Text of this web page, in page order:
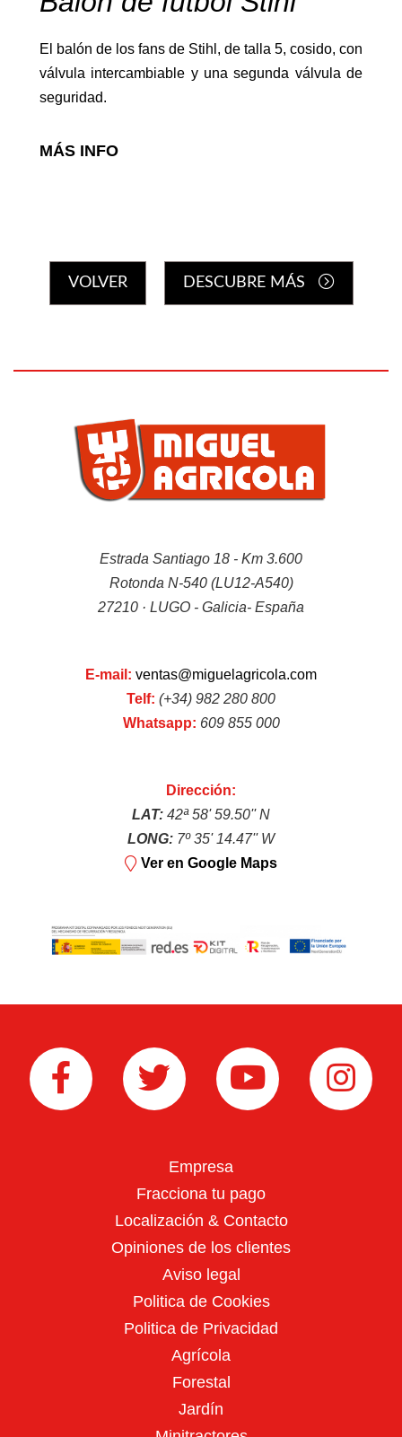
Repuestos
Lubricantes
Máquinas de batería
Grillo: maquinaria profesional
El balón de los fans de Stihl, de talla 5, cosido, con
válvula intercambiable y una segunda válvula de
seguridad.
MÁS INFO
VOLVER DESCUBRE MÁS
Estrada Santiago 18 - Km 3.600
Rotonda N-540 (LU12-A540)
27210 · LUGO - Galicia- España
E-mail: ventas@miguelagricola.com
Telf: (+34) 982 280 800
Whatsapp: 609 855 000
Dirección:
LAT: 42ª 58' 59.50'' N
LONG: 7º 35' 14.47'' W
Ver en Google Maps
Empresa
Fracciona tu pago
Localización & Contacto
Opiniones de los clientes
Aviso legal
Politica de Cookies
Politica de Privacidad
Agrícola
Forestal
Jardín